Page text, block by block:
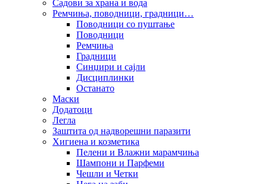
Садови за храна и вода
Ремчиња, поводници, градници…
Поводници со пуштање
Поводници
Ремчиња
Градници
Синџири и сајли
Дисциплинки
Останато
Маски
Додатоци
Легла
Заштита од надворешни паразити
Хигиена и козметика
Пелени и Влажни марамчиња
Шампони и Парфеми
Чешли и Четки